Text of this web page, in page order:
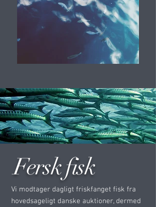
Fersk fisk
Vi modtager dagligt friskfanget fisk fra
hovedsageligt danske auktioner, dermed